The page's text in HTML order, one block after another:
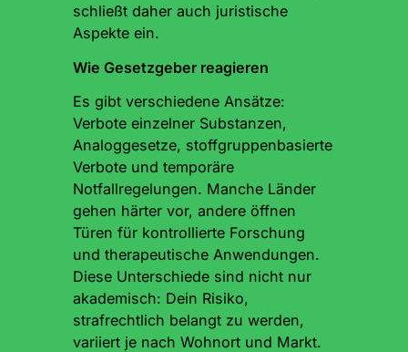
schließt daher auch juristische
Aspekte ein.
Wie Gesetzgeber reagieren
Es gibt verschiedene Ansätze:
Verbote einzelner Substanzen,
Analoggesetze, stoffgruppenbasierte
Verbote und temporäre
Notfallregelungen. Manche Länder
gehen härter vor, andere öffnen
Türen für kontrollierte Forschung
und therapeutische Anwendungen.
Diese Unterschiede sind nicht nur
akademisch: Dein Risiko,
strafrechtlich belangt zu werden,
variiert je nach Wohnort und Markt.